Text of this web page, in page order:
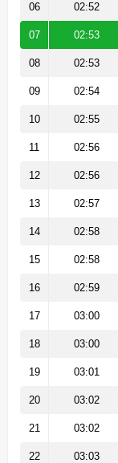
06 02:52
07 02:53
08 02:53
09 02:54
10 02:55
11 02:56
12 02:56
13 02:57
14 02:58
15 02:58
16 02:59
17 03:00
18 03:00
19 03:01
20 03:02
21 03:02
22 03:03